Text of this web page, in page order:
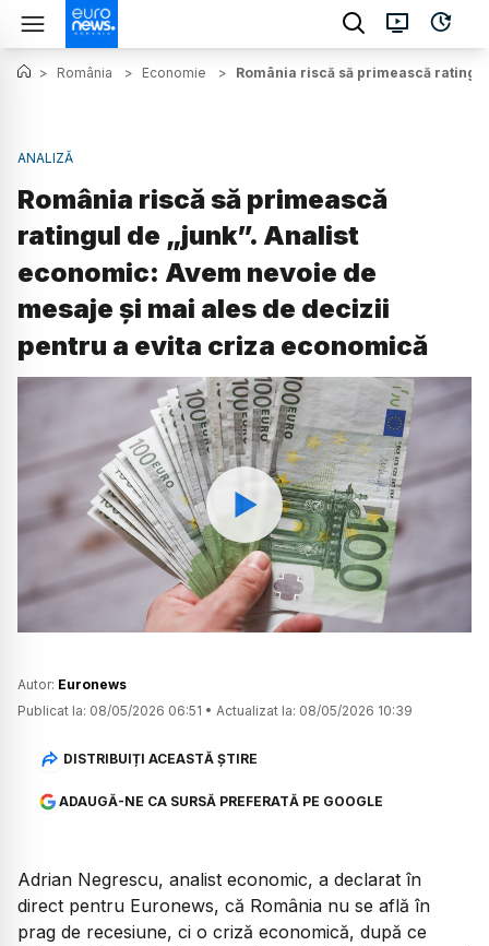
> România > Economie > România riscă să primească
ANALIZĂ
România riscă să primească
ratingul de „junk”. Analist
economic: Avem nevoie de
mesaje și mai ales de decizii
pentru a evita criza economică
Watch
Autor: Euronews
Publicat la: 08/05/2026 06:51 • Actualizat la: 08/05/2026 10:39
DISTRIBUIȚI ACEASTĂ ȘTIRE
ADAUGĂ-NE CA SURSĂ PREFERATĂ PE GOOGLE
Adrian Negrescu, analist economic, a declarat în
direct pentru Euronews, că România nu se află în
prag de recesiune, ci o criză economică, după ce